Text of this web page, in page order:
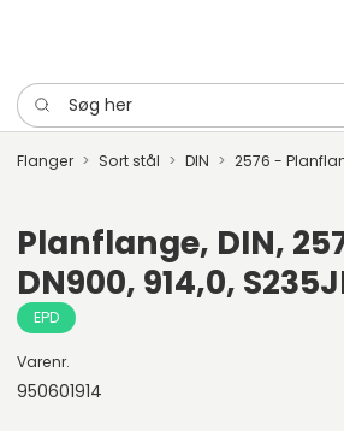
Søg her
Flanger Sort stål DIN 2576 -
Planflange, DIN,
DN900, 914,0,
EPD
Varenr.
950601914